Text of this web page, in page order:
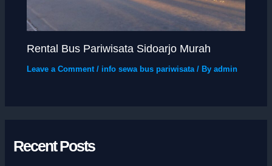
Rental Bus Pariwisata Sidoarjo Murah
Leave a Comment / info sewa bus pariwisata / Byadmin
Recent Posts